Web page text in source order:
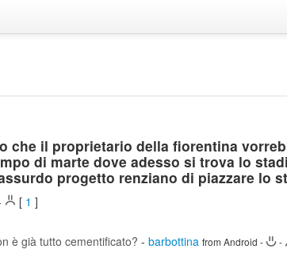
che il proprietario della fiorentina
di marte dove adesso si trova lo
progetto renziano di piazzare lo
[ 1 ]
è già tutto cementificato? -barbottina from Android - -